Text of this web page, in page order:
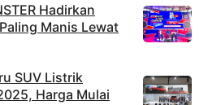
Hadirkan
Manis Lewat
SUV Listrik
Harga Mulai